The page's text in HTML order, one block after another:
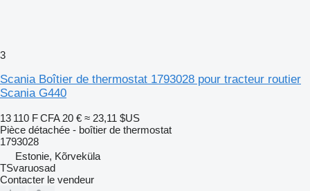
3
Scania Boîtier de thermostat 1793028 pour tracteur routier
Scania G440
13 110 F CFA 20 € ≈ 23,11 $US
Pièce détachée - boîtier de thermostat
1793028
Estonie, Kõrveküla
TSvaruosad
Contacter le vendeur